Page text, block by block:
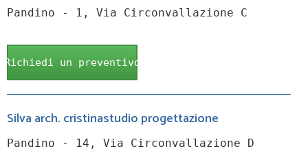
Pandino - 1, Via Circonvallazione C
Richiedi un preventivo
Silva arch. cristinastudio progettazione
Pandino - 14, Via Circonvallazione D